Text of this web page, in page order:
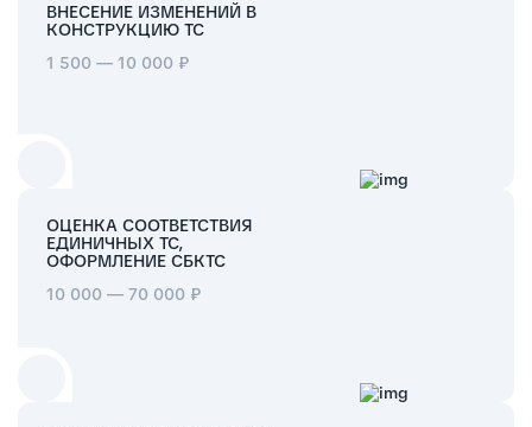
ВНЕСЕНИЕ ИЗМЕНЕНИЙ В
КОНСТРУКЦИЮ ТС
1 500 — 10 000 ₽
ОЦЕНКА СООТВЕТСТВИЯ
ЕДИНИЧНЫХ ТС,
ОФОРМЛЕНИЕ СБКТС
10 000 — 70 000 ₽